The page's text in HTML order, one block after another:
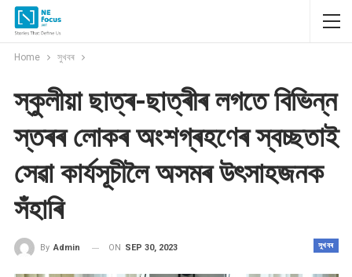
Home সুখবৰ
স্কুলীয়া ছাত্ৰ-ছাত্ৰীৰ লগতে বিভিন্ন
স্তৰৰ লোকৰ অংশগ্ৰহণেৰ স্বচ্ছতাই
সেৱা কাৰ্যসূচীলৈ অসমৰ উৎসাহজনক
সঁহাৰি
সুখবৰ
By Admin ON SEP 30, 2023